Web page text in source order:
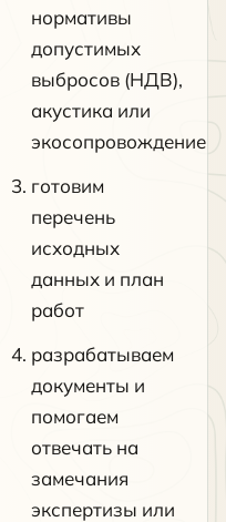
нормативы
допустимых
выбросов (НДВ),
акустика или
экосопровождение
готовим
перечень
исходных
данных и план
работ
разрабатываем
документы и
помогаем
отвечать на
замечания
экспертизы или